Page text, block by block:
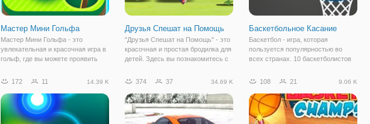
Мастер Мини Гольфа
Мастер Мини Гольфа - это
увлекательная и красочная игра в
гольф, где вы можете проявить
ваших руках находится белый
лунки. Лунок здесь довольно
много, поэтому это
Друзья Спешат на Помощь
"Друзья Спешат на Помощь" - это
красочная и простая бродилка для
детей. Здесь вы познакомитесь с
Род, Пенни и Броуди, которые
гнезда от вторжения противников.
Баскетбольное Касание
Баскетбол - игра, которая
пользуется популярностью во
всех странах. 10 баскетболистов
волнение, трепет, надежда,
овации болельщиков не оставляют
равнодушными.
172 11 14.39 K 374 37 34.69 K 108 21 9.06 K